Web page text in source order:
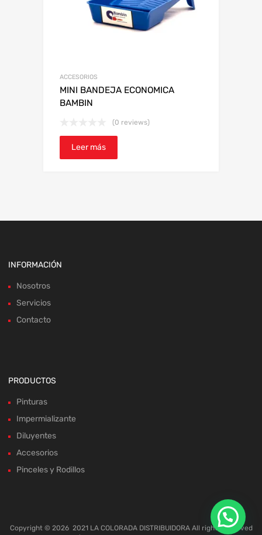
ACCESORIOS
MINI BANDEJA ECONOMICA
BAMBIN
(0 reviews)
Leer más
INFORMACIÓN
Nosotros
Servicios
Contacto
PRODUCTOS
Pinturas
Impermializante
Diluyentes
Accesorios
Pinceles y Rodillos
Copyright © 2026 2021 LA COLORADA DISTRIBUIDORA All rights reserved